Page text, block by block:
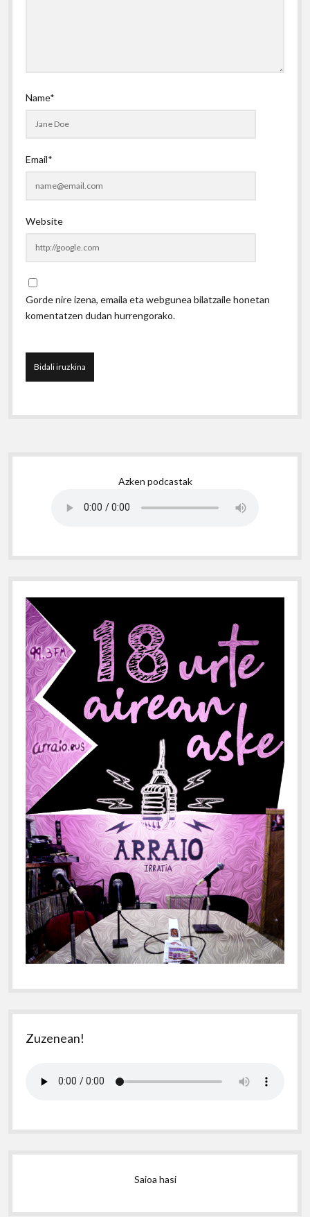
Name*
Email*
Website
Gorde nire izena, emaila eta webgunea bilatzaile honetan
komentatzen dudan hurrengorako.
Sidebar
Azken podcastak
Zuzenean!
Saioa hasi